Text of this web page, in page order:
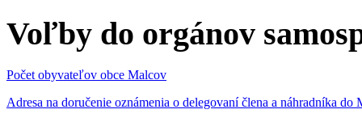
Voľby do orgánov
Počet obyvateľov obce Malcov
Adresa na doručenie oznámenia o delegovaní člena a náhradníka